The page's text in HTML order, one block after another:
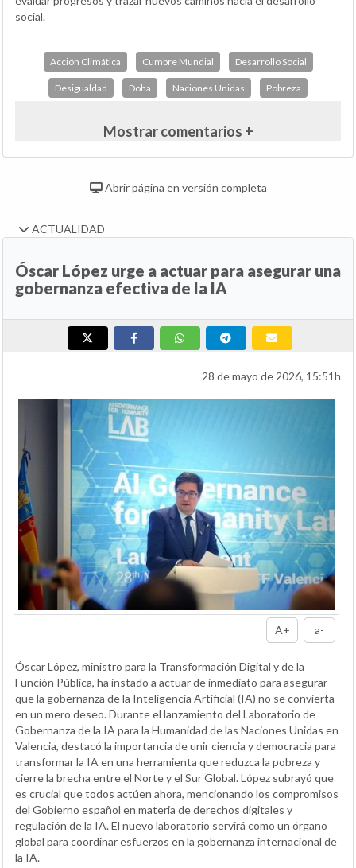
social.
Acción Climática Cumbre Mundial Desarrollo Social
Desigualdad Doha Naciones Unidas Pobreza
Mostrar comentarios +
Abrir página en versión completa
ACTUALIDAD
Óscar López urge a actuar para asegurar una
gobernanza efectiva de la IA
28 de mayo de 2026, 15:51h
A+ a-
Óscar López, ministro para la Transformación Digital y de la
Función Pública, ha instado a actuar de inmediato para asegurar
que la gobernanza de la Inteligencia Artificial (IA) no se convierta
en un mero deseo. Durante el lanzamiento del Laboratorio de
Gobernanza de la IA para la Humanidad de las Naciones Unidas en
Valencia, destacó la importancia de unir ciencia y democracia para
transformar la IA en una herramienta que reduzca la pobreza y
cierre la brecha entre el Norte y el Sur Global. López subrayó que
es crucial que todos actúen ahora, mencionando los compromisos
del Gobierno español en materia de derechos digitales y
regulación de la IA. El nuevo laboratorio servirá como un órgano
global para coordinar esfuerzos en la gobernanza internacional de
la IA.